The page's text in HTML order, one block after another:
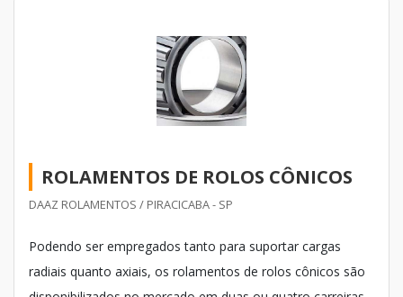
ROLAMENTOS DE ROLOS CÔNICOS
DAAZ ROLAMENTOS / PIRACICABA - SP
Podendo ser empregados tanto para suportar cargas
radiais quanto axiais, os rolamentos de rolos cônicos são